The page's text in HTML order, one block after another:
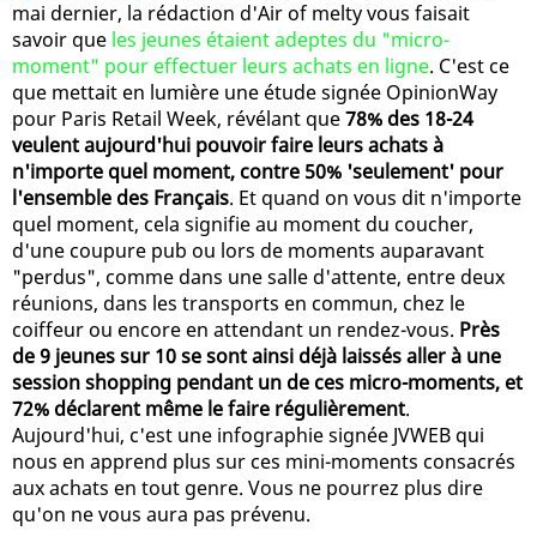
mai dernier, la rédaction d'Air of melty vous faisait
savoir que les jeunes étaient adeptes du "micro-
moment" pour effectuer leurs achats en ligne. C'est ce
que mettait en lumière une étude signée OpinionWay
pour Paris Retail Week, révélant que78% des 18-24
veulent aujourd'hui pouvoir faire leurs achats à
n'importe quel moment, contre 50% 'seulement' pour
l'ensemble des Français. Et quand on vous dit n'importe
quel moment, cela signifie au moment du coucher,
d'une coupure pub ou lors de moments auparavant
"perdus", comme dans une salle d'attente, entre deux
réunions, dans les transports en commun, chez le
coiffeur ou encore en attendant un rendez-vous. Près
de 9 jeunes sur 10 se sont ainsi déjà laissés aller à une
session shopping pendant un de ces micro-moments, et
72% déclarent même le faire régulièrement.
Aujourd'hui, c'est une infographie signée JVWEB qui
nous en apprend plus sur ces mini-moments consacrés
aux achats en tout genre. Vous ne pourrez plus dire
qu'on ne vous aura pas prévenu.